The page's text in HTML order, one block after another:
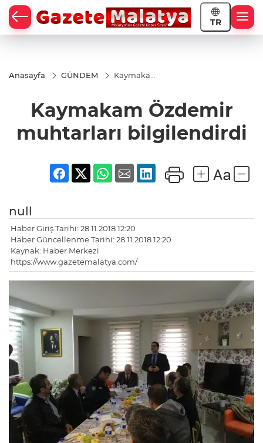
TR
Anasayfa GÜNDEM
Kaymakam
bilgilendirdi
Kaymakam Özdemir
muhtarları bilgilendirdi
null
Haber Giriş Tarihi: 28.11.2018 12:20
Haber Güncellenme Tarihi: 28.11.2018 12:20
Kaynak: Haber Merkezi
https://www.gazetemalatya.com/